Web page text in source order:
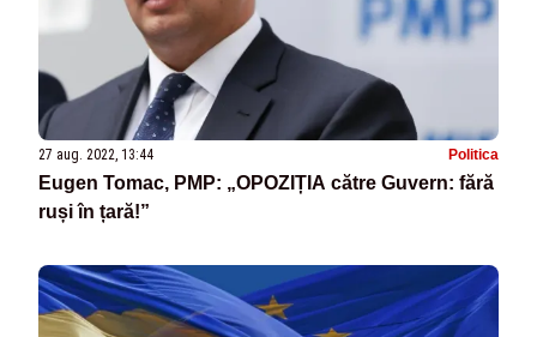
27 aug. 2022, 13:44 Politica
Eugen Tomac, PMP: „OPOZIȚIA către Guvern: fără
ruși în țară!”